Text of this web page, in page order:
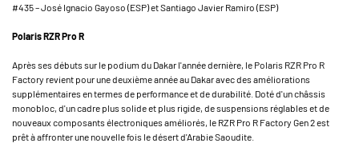
#435 – José Ignacio Gayoso (ESP) et Santiago Javier Ramiro (ESP)
Polaris RZR Pro R
Après ses débuts sur le podium du Dakar l'année dernière, le Polaris RZR Pro R
Factory revient pour une deuxième année au Dakar avec des améliorations
supplémentaires en termes de performance et de durabilité. Doté d'un châssis
monobloc, d'un cadre plus solide et plus rigide, de suspensions réglables et de
nouveaux composants électroniques améliorés, le RZR Pro R Factory Gen 2 est
prêt à affronter une nouvelle fois le désert d'Arabie Saoudite.